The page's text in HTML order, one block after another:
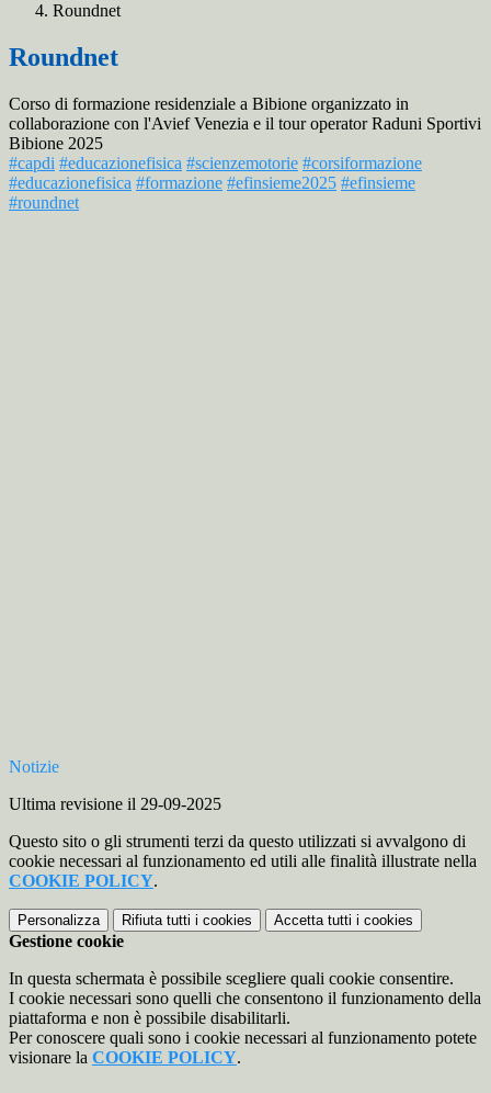
Roundnet
Roundnet
Corso di formazione residenziale a Bibione organizzato in
collaborazione con l'Avief Venezia e il tour operator Raduni Sportivi
Bibione 2025
#capdi #educazionefisica #scienzemotorie #corsiformazione
#educazionefisica #formazione #efinsieme2025 #efinsieme
#roundnet
Notizie
Ultima revisione il 29-09-2025
Questo sito o gli strumenti terzi da questo utilizzati si avvalgono di
cookie necessari al funzionamento ed utili alle finalità illustrate nella
COOKIE POLICY.
Personalizza Rifiuta tutti i cookies Accetta tutti i cookies
Gestione cookie
In questa schermata è possibile scegliere quali cookie consentire.
I cookie necessari sono quelli che consentono il funzionamento della
piattaforma e non è possibile disabilitarli.
Per conoscere quali sono i cookie necessari al funzionamento potete
visionare la COOKIE POLICY.